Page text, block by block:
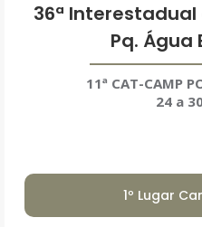
36ª
Pq. Água
11ª CAT-CAMP
24 a
1º Lugar